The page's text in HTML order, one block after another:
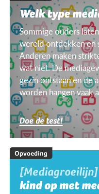
Welk type
Sommige ouders
wereld ontdekken en
Anderen maken
wat niet. De
gezin ontstaan en de
worden hangen vaak
kinderen, van het
Doe de test!
Opvoeding
[Mediagroeilijn]
kind op met